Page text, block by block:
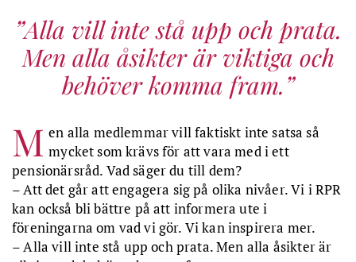
Alla vill inte stå upp och prata.
Men alla åsikter är viktiga och
behöver komma fram.
M en alla medlemmar vill faktiskt inte satsa så
mycket som krävs för att vara med i ett
pensionärsråd. Vad säger du till dem?
– Att det går att engagera sig på olika nivåer. Vi i RPR
kan också bli bättre på att informera ute i
föreningarna om vad vi gör. Vi kan inspirera mer.
– Alla vill inte stå upp och prata. Men alla åsikter är